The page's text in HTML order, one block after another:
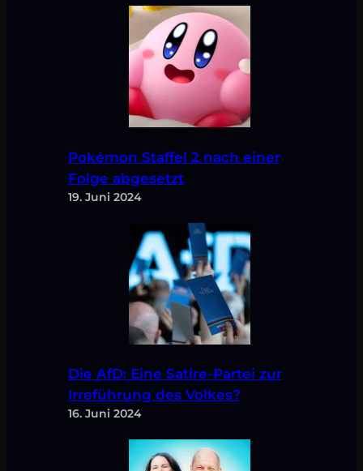
Pokémon Staffel 2 nach einer
Folge abgesetzt
19. Juni 2024
Die AfD: Eine Satire-Partei zur
Irreführung des Volkes?
16. Juni 2024